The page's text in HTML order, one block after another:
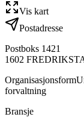
Vis kart
Postadresse
Postboks 1421
1602
Organisasjonsform
forvaltning
Bransje